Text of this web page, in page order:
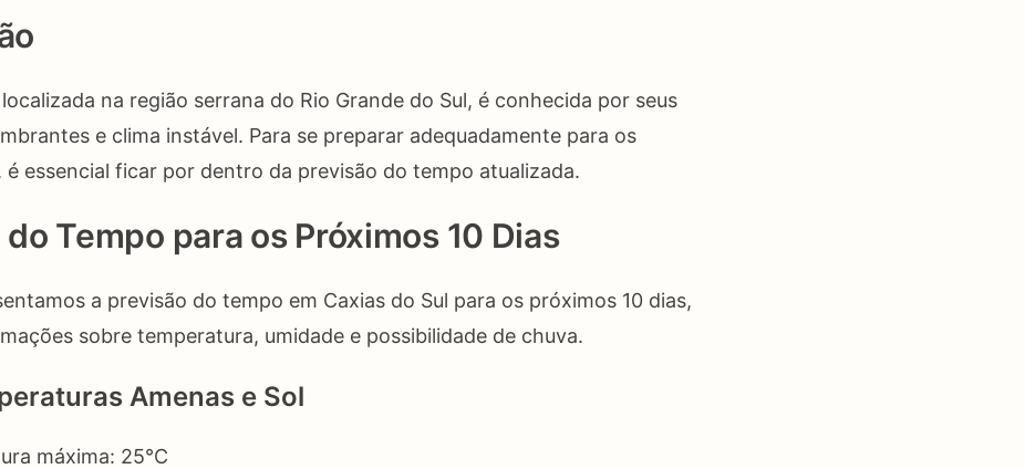
na região serrana do Rio Grande do Sul, é conhecida por seus
e clima instável. Para se preparar adequadamente para os
é essencial ficar por dentro da previsão do tempo atualizada.
Tempo para os Próximos 10 Dias
a previsão do tempo em Caxias do Sul para os próximos 10 dias,
sobre temperatura, umidade e possibilidade de chuva.
Amenas e Sol
máxima: 25°C